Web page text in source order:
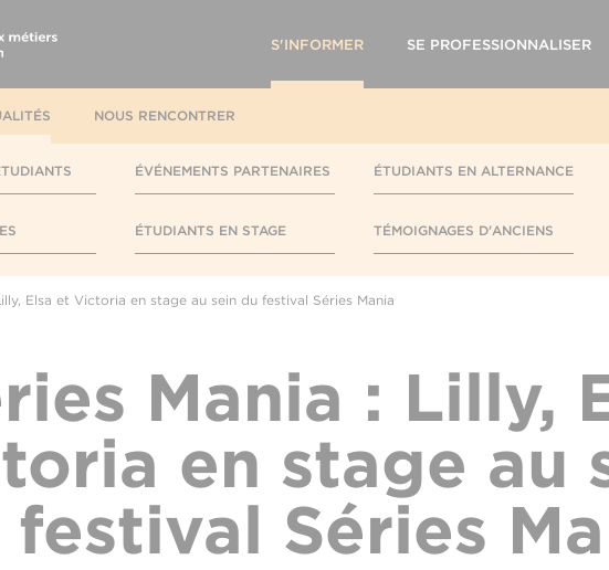
S'INFORMER SE PROFESSIONNALISER
NOUS RENCONTRER
ÉVÉNEMENTS PARTENAIRES
ÉTUDIANTS EN STAGE
ÉTUDIANTS EN ALTERNANCE
TÉMOIGNAGES D'ANCIENS
Elsa et Victoria en stage au sein du festival Séries Mania
Mania : Lilly,
en stage au
festival Séries